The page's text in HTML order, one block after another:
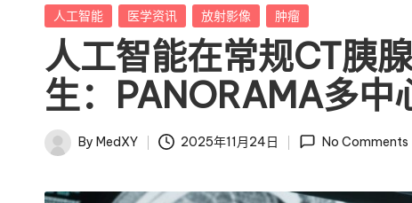
x
y
A
I
Posted
人工智能 医学资讯 放射影像 肿瘤
人工智能在常规CT胰
生：PANORAMA多中
Posted
By MedXY 2025年11月24日 No Comments